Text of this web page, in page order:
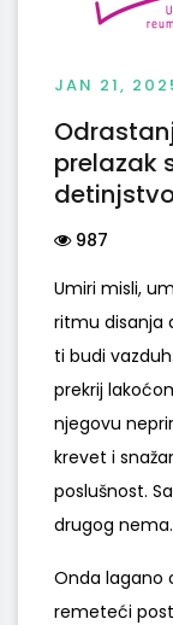
JAN 21,
prelazak
987
Umiri misli,
ritmu disanja
ti budi
prekrij
njegovu
krevet i
poslušnost.
drugog nema.
Onda lagano
remeteći